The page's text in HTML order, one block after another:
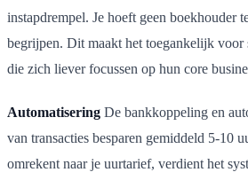
instapdrempel. Je hoeft geen boekhouder
begrijpen. Dit maakt het toegankelijk voor
die zich liever focussen op hun core
Automatisering De bankkoppeling en
van transacties besparen gemiddeld 5-10
omrekent naar je uurtarief, verdient het